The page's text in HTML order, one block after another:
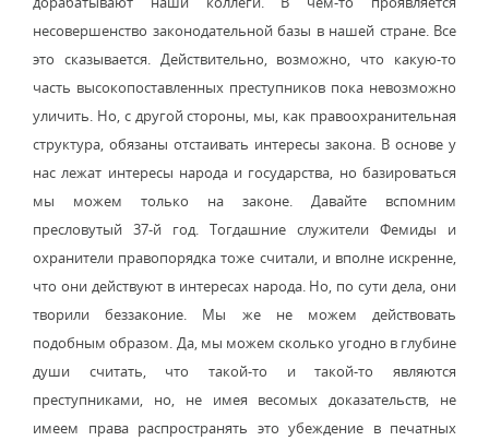
несовершенство законодательной базы в нашей стране. Все
это сказывается. Действительно, возможно, что какую-то
часть высокопоставленных преступников пока невозможно
уличить. Но, с другой стороны, мы, как правоохранительная
структура, обязаны отстаивать интересы закона. В основе у
нас лежат интересы народа и государства, но базироваться
мы можем только на законе. Давайте вспомним
пресловутый 37-й год. Тогдашние служители Фемиды и
охранители правопорядка тоже считали, и вполне искренне,
что они действуют в интересах народа. Но, по сути дела, они
творили беззаконие. Мы же не можем действовать
подобным образом. Да, мы можем сколько угодно в глубине
души считать, что такой-то и такой-то являются
преступниками, но, не имея весомых доказательств, не
имеем права распространять это убеждение в печатных